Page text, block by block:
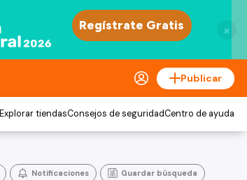
×
Publicar
Explorar tiendasConsejos de seguridadCentro de ayuda
Notificaciones Guardar búsqueda